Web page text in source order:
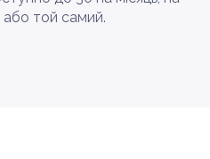
або той самий.